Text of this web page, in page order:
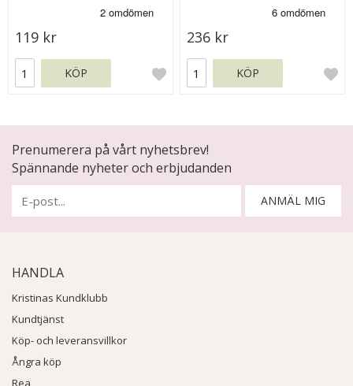
119 kr
KÖP
236 kr
KÖP
Prenumerera på vårt nyhetsbrev!
Spännande nyheter och erbjudanden
ANMÄL MIG
HANDLA
Kristinas Kundklubb
Kundtjänst
Köp- och leveransvillkor
Ångra köp
Rea